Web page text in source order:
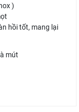
)
hồi tốt, mang lại
mút